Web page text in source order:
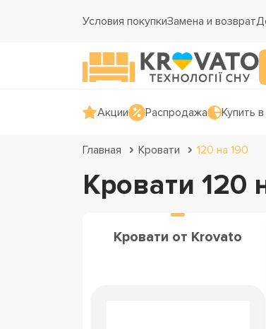
Условия покупкиЗамена и возврат
Акции Распродажа Купить
Главная Кровати 120 на 190
Кровати 120
Кровати от Krovato